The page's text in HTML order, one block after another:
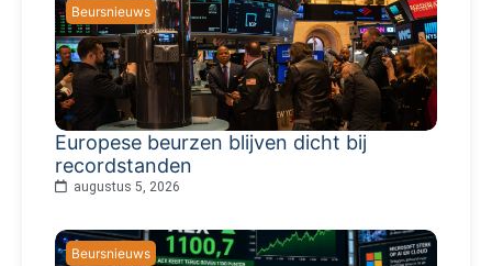
Beursnieuws
Europese beurzen blijven dicht bij
recordstanden
augustus 5, 2026
Beursnieuws